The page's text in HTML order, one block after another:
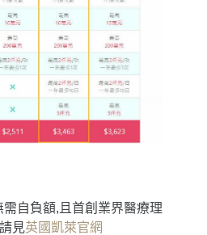
自負額,且首創業界醫療理
見英國凱萊官網